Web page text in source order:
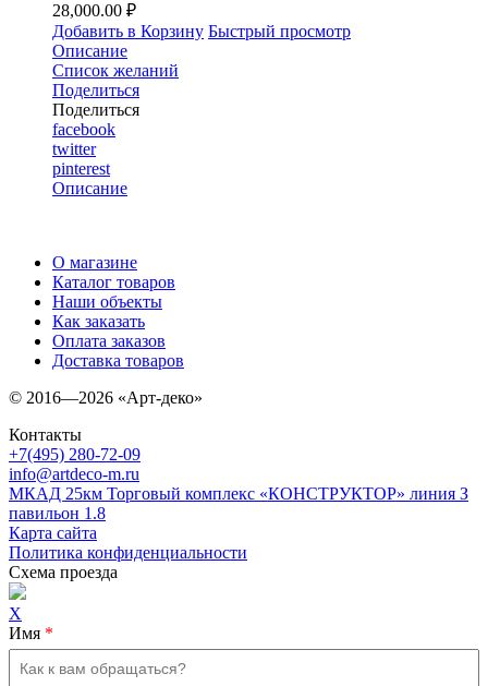
28,000.00 ₽
Добавить в Корзину Быстрый просмотр
Описание
Список желаний
Поделиться
Поделиться
facebook
twitter
pinterest
Описание
О магазине
Каталог товаров
Наши объекты
Как заказать
Оплата заказов
Доставка товаров
© 2016—2026 «Арт-деко»
Контакты
+7(495) 280-72-09
info@artdeco-m.ru
МКАД 25км Торговый комплекс «КОНСТРУКТОР» линия З
павильон 1.8
Карта сайта
Политика конфиденциальности
Схема проезда
X
Имя *